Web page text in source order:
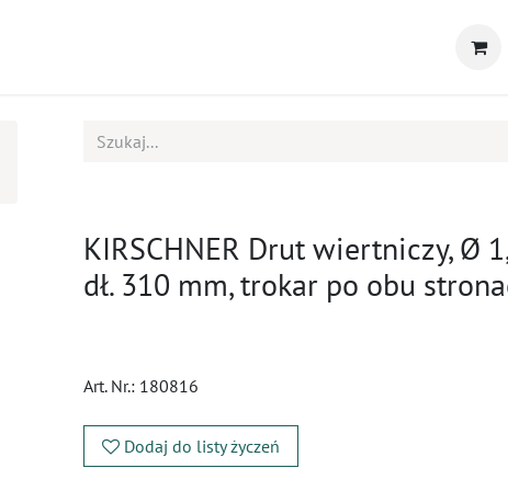
KIRSCHNER Drut wiertniczy, Ø
dł. 310 mm, trokar po obu
Art. Nr.: 180816
Dodaj do listy życzeń